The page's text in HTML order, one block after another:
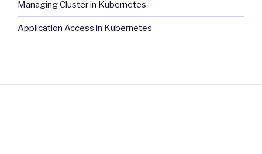
Managing Cluster in Kubernetes
Application Access in Kubernetes